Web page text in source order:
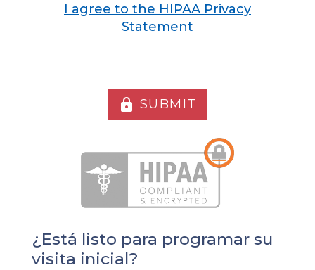
I agree to the HIPAA Privacy
Statement
lock SUBMIT
¿Está listo para programar su
visita inicial?